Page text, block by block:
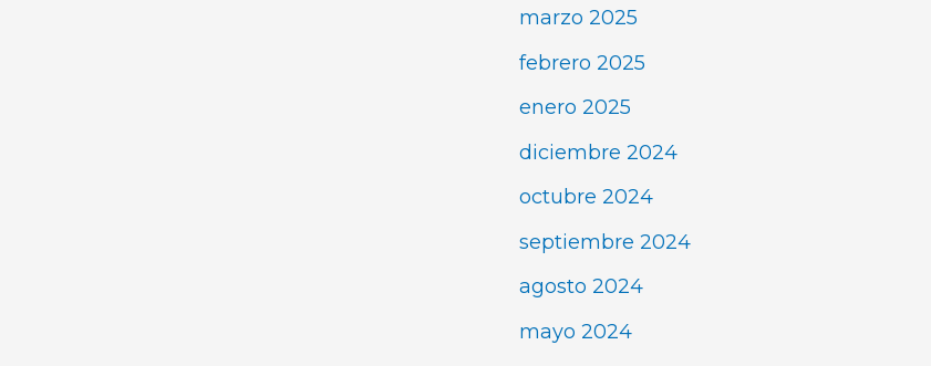
marzo 2025
febrero 2025
enero 2025
diciembre 2024
octubre 2024
septiembre 2024
agosto 2024
mayo 2024